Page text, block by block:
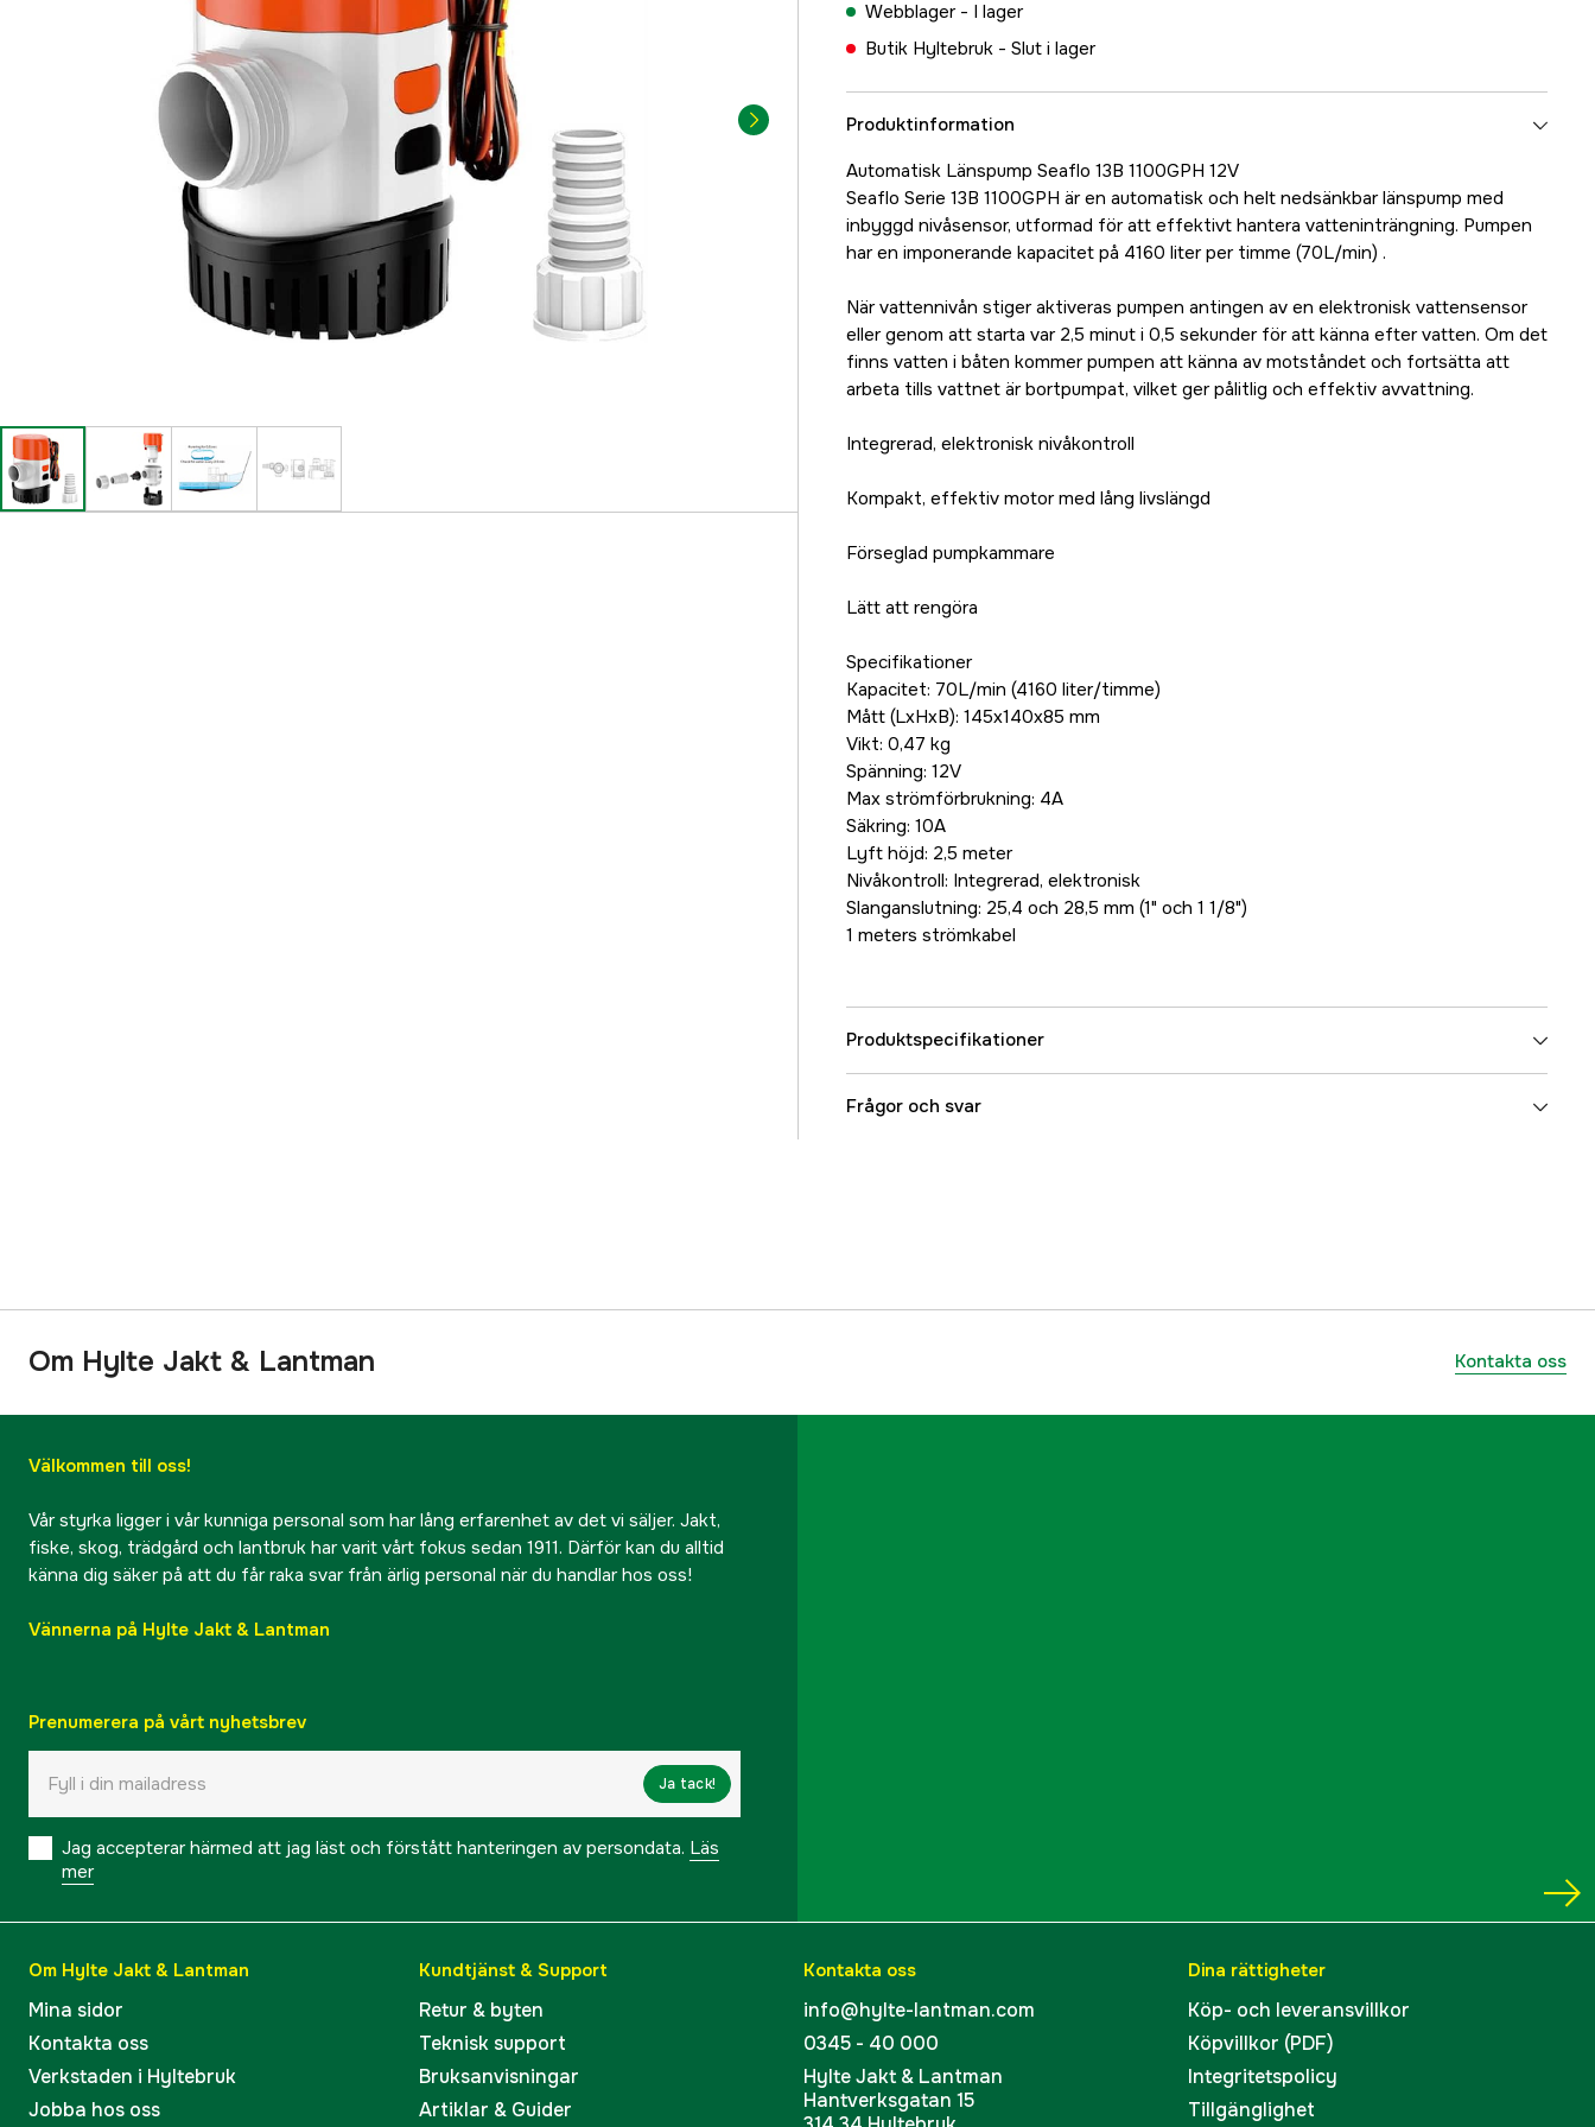
Webblager - I lager
Butik Hyltebruk - Slut i lager
Produktinformation
Automatisk Länspump Seaflo 13B 1100GPH 12V
Seaflo Serie 13B 1100GPH är en automatisk och helt nedsänkbar länspump med
inbyggd nivåsensor, utformad för att effektivt hantera vatteninträngning. Pumpen
har en imponerande kapacitet på 4160 liter per timme (70L/min) .
När vattennivån stiger aktiveras pumpen antingen av en elektronisk vattensensor
eller genom att starta var 2,5 minut i 0,5 sekunder för att känna efter vatten. Om det
finns vatten i båten kommer pumpen att känna av motståndet och fortsätta att
arbeta tills vattnet är bortpumpat, vilket ger pålitlig och effektiv avvattning.
Integrerad, elektronisk nivåkontroll
Kompakt, effektiv motor med lång livslängd
Förseglad pumpkammare
Lätt att rengöra
Specifikationer
Kapacitet: 70L/min (4160 liter/timme)
Mått (LxHxB): 145x140x85 mm
Vikt: 0,47 kg
Spänning: 12V
Max strömförbrukning: 4A
Säkring: 10A
Lyft höjd: 2,5 meter
Nivåkontroll: Integrerad, elektronisk
Slanganslutning: 25,4 och 28,5 mm (1" och 1 1/8")
1 meters strömkabel
Produktspecifikationer
Referensnummer
Frågor och svar
Om Hylte Jakt & Lantman Kontakta oss
Välkommen till oss!
Vår styrka ligger i vår kunniga personal som har lång erfarenhet av det vi säljer. Jakt,
fiske, skog, trädgård och lantbruk har varit vårt fokus sedan 1911. Därför kan du alltid
känna dig säker på att du får raka svar från ärlig personal när du handlar hos oss!
Vännerna på Hylte Jakt & Lantman
Prenumerera på vårt nyhetsbrev
Ja tack!
Jag accepterar härmed att jag läst och förstått hanteringen av persondata. Läs
mer
Om Hylte Jakt & Lantman
Mina sidor
Kontakta oss
Verkstaden i Hyltebruk
Jobba hos oss
Kundtjänst & Support
Retur & byten
Teknisk support
Bruksanvisningar
Artiklar & Guider
Kontakta oss
info@hylte-lantman.com
0345 - 40 000
Hylte Jakt & Lantman
Hantverksgatan 15
Dina rättigheter
Köp- och leveransvillkor
Köpvillkor (PDF)
Integritetspolicy
Tillgänglighet